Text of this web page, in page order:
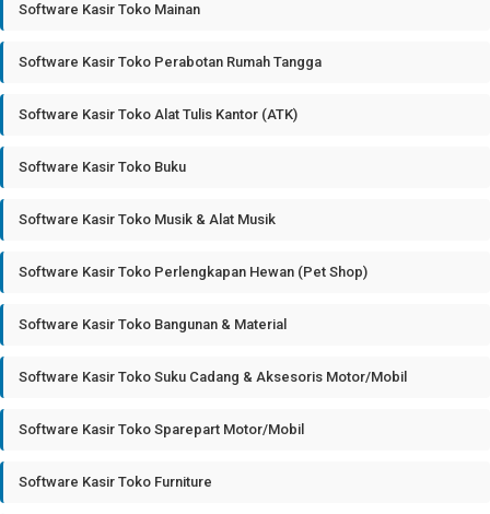
Software Kasir Toko Mainan
Software Kasir Toko Perabotan Rumah Tangga
Software Kasir Toko Alat Tulis Kantor (ATK)
Software Kasir Toko Buku
Software Kasir Toko Musik & Alat Musik
Software Kasir Toko Perlengkapan Hewan (Pet Shop)
Software Kasir Toko Bangunan & Material
Software Kasir Toko Suku Cadang & Aksesoris Motor/Mobil
Software Kasir Toko Sparepart Motor/Mobil
Software Kasir Toko Furniture